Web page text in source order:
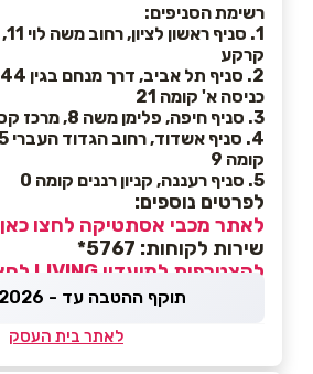
רשימת הסניפים:
קרקע
כניסה א' קומה 21
3. סניף חיפה, פלימן משה 8, מרכז קסטרא, קומה 1
קומה 9
5. סניף רעננה, קניון רננים קומה 0
לפרטים נוספים:
לאתר מכבי אסתטיקה לחצו
שירות לקוחות: 5767*
להצטרפות למועדון LIVING לחצו כאן >>
תוקף ההטבה עד - 31.08.2026
לאתר בית העסק